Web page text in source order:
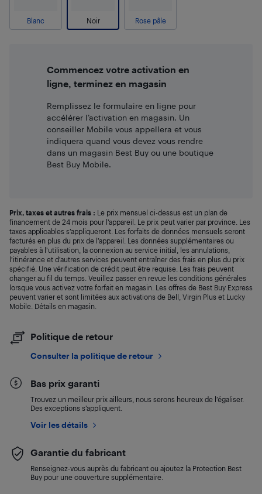
Blanc Noir Rose pâle
Commencez votre activation en
ligne, terminez en magasin
Remplissez le formulaire en ligne pour
accélérer l’activation en magasin. Un
conseiller Mobile vous appellera et vous
indiquera quand vous devez vous rendre
dans un magasin Best Buy ou une boutique
Best Buy Mobile.
Prix, taxes et autres frais : Le prix mensuel ci-dessus est un plan de
financement de 24 mois pour l’appareil. Le prix peut varier par province. Les
taxes applicables s’appliqueront. Les forfaits de données mensuels seront
facturés en plus du prix de l’appareil. Les données supplémentaires ou
payables à l’utilisation, la connexion au service initial, les annulations,
l’itinérance et d’autres services peuvent entraîner des frais en plus du prix
spécifié. Une vérification de crédit peut être requise. Les frais peuvent
changer au fil du temps. Veuillez passer en revue les conditions générales
lorsque vous activez votre forfait en magasin. Les offres de Best Buy Express
peuvent varier et sont limitées aux activations de Bell, Virgin Plus et Lucky
Mobile. Détails en magasin.
Politique de retour
Consulter la politique de retour
Bas prix garanti
Trouvez un meilleur prix ailleurs, nous serons heureux de l’égaliser.
Des exceptions s’appliquent.
Voir les détails
Garantie du fabricant
Renseignez-vous auprès du fabricant ou ajoutez la Protection Best
Buy pour une couverture supplémentaire.